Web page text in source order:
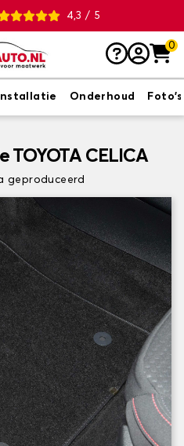
4,3 / 5
0
Installatie Onderhoud Foto's
CELICA
geproduceerd